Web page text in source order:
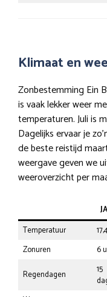
Klimaat en
Zonbestemming Ein
is vaak lekker weer
temperaturen. Juli is
Dagelijks ervaar je
de beste reistijd
weergave geven we
weeroverzicht per
Temperatuur
Zonuren
6
Regendagen
15